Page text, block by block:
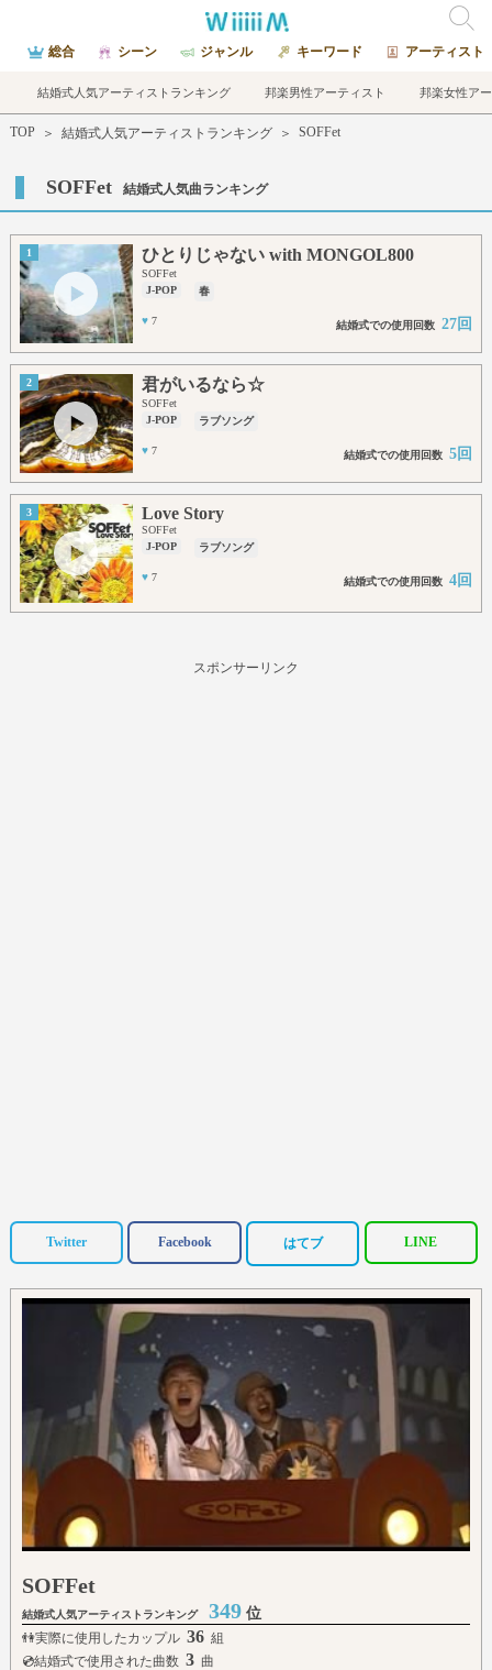
総合 シーン ジャンル キーワード アーティスト
結婚式人気アーティストランキング 邦楽男性アーティスト 邦楽女性ア
TOP ＞ 結婚式人気アーティストランキング ＞ SOFFet
SOFFet 結婚式人気曲ランキング
1 ひとりじゃない with MONGOL800
SOFFet
J-POP
春
♥ 7 結婚式での使用回数 27回
2 君がいるなら☆
SOFFet
J-POP
ラブソング
♥ 7 結婚式での使用回数 5回
3 Love Story
SOFFet
J-POP
ラブソング
♥ 7 結婚式での使用回数 4回
スポンサーリンク
Twitter Facebook はてブ LINE
SOFFet
結婚式人気アーティストランキング 349 位
👫実際に使用したカップル 36 組
💿結婚式で使用された曲数 3 曲